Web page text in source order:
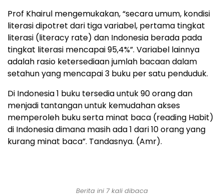
Prof Khairul mengemukakan, “secara umum, kondisi
literasi dipotret dari tiga variabel, pertama tingkat
literasi (literacy rate) dan Indonesia berada pada
tingkat literasi mencapai 95,4%”. Variabel lainnya
adalah rasio ketersediaan jumlah bacaan dalam
setahun yang mencapai 3 buku per satu penduduk.
Di Indonesia 1 buku tersedia untuk 90 orang dan
menjadi tantangan untuk kemudahan akses
memperoleh buku serta minat baca (reading Habit)
di Indonesia dimana masih ada 1 dari 10 orang yang
kurang minat baca”. Tandasnya. (Amr).
Berita ini 7 kali dibaca